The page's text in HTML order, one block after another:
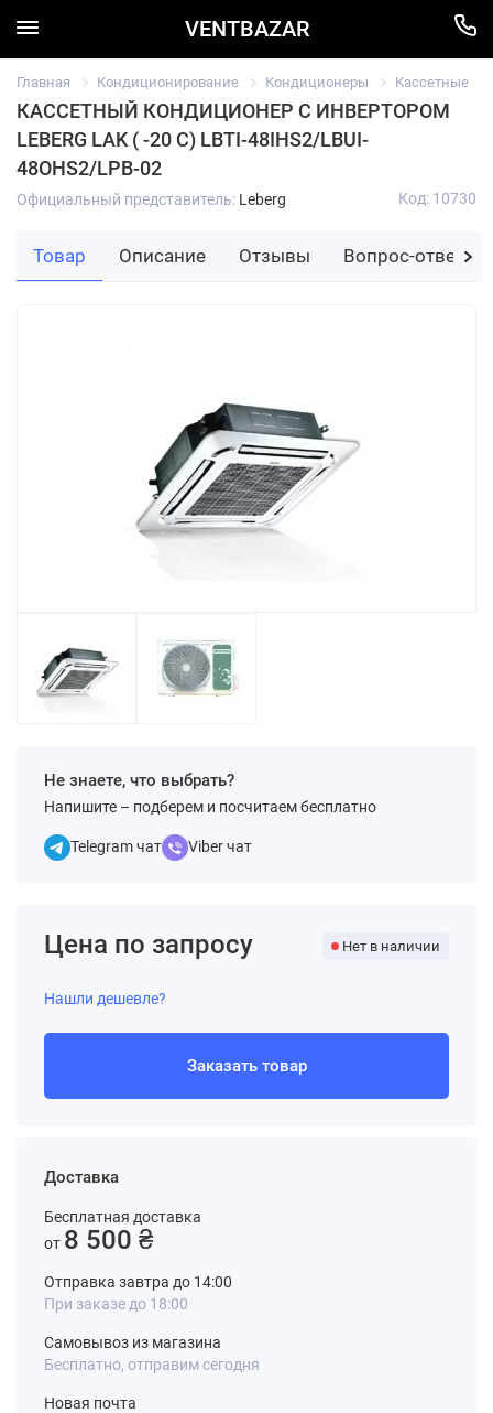
VENTBAZAR
Главная Кондиционирование Кондиционеры Кассетные
КАССЕТНЫЙ КОНДИЦИОНЕР С ИНВЕРТОРОМ
LEBERG LAK ( -20 C) LBTI-48IHS2/LBUI-
48OHS2/LPB-02
Официальный представитель: Leberg Код: 10730
Не знаете, что выбрать?
Напишите – подберем и посчитаем бесплатно
Telegram чат Viber чат
Доставка
Бесплатная доставка
от 8 500 ₴
Отправка завтра до 14:00
При заказе до 18:00
Самовывоз из магазина
Бесплатно, отправим сегодня
Новая почта
Цена по запросу Нет в наличии
Нашли дешевле?
Заказать товар
Товар Описание Отзывы Вопрос-ответ